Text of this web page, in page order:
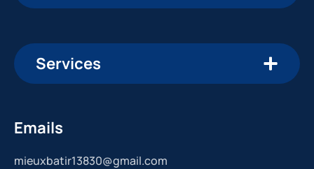
Services
Emails
mieuxbatir13830@gmail.com